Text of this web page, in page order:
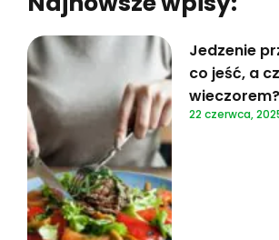
Jedzenie
co jeść, a
wieczorem?
22 czerwca,